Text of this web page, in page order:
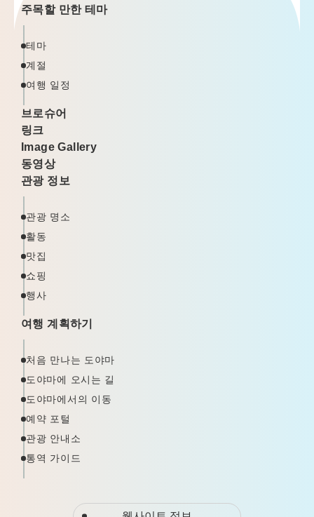
주목할 만한 테마
테마
계절
여행 일정
브로슈어
링크
Image Gallery
동영상
관광 정보
관광 명소
활동
맛집
쇼핑
행사
여행 계획하기
처음 만나는 도야마
도야마에 오시는 길
도야마에서의 이동
예약 포털
관광 안내소
통역 가이드